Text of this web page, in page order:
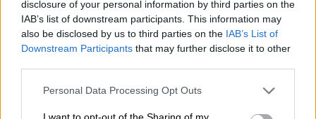
disclosure of your personal information by third parties on the
IAB’s list of downstream participants. This information may
also be disclosed by us to third parties on the IAB’s List of
Downstream Participants that may further disclose it to other
Please note that this website/app uses one or more Google
not limited to your visit or usage behaviour. You may click to
Personal Data Processing Opt Outs
I want to opt-out of the Sharing of my
Η εικόνα της Mercedes στις κατατακτήριες
ήταν σαφώς βελτιωμένη σε σχέση με το
προβληματικό Sprint Race, με το μονοθέσιο
να λειτουργεί ιδανικά στη ζέστη της πίστας